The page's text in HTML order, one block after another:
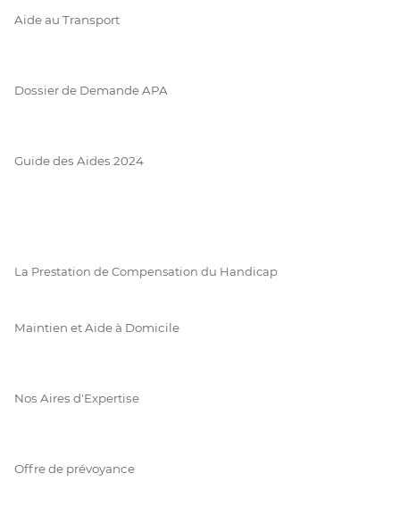
Aide au Transport
Dossier de Demande APA
Guide des Aides 2024
La Prestation de Compensation du Handicap
Maintien et Aide à Domicile
Nos Aires d'Expertise
Offre de prévoyance